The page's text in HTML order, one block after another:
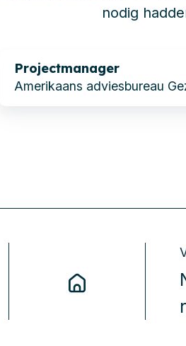
nodig
Projectmanager
Amerikaans adviesbureau